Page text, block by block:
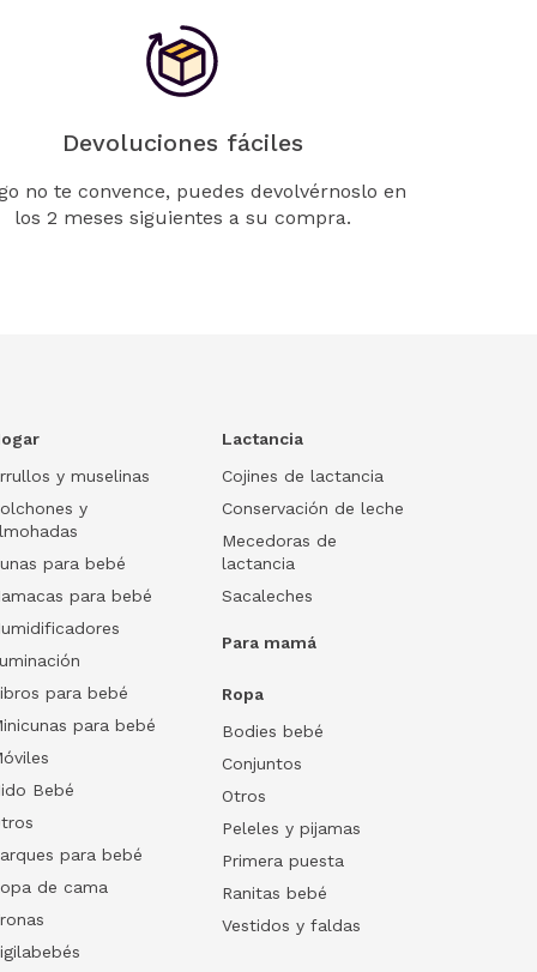
Devoluciones fáciles
no te convence, puedes devolvérnoslo en
los 2 meses siguientes a su compra.
y muselinas
y
para bebé
para bebé
para bebé
para bebé
Bebé
para bebé
de cama
Lactancia
Cojines de lactancia
Conservación de leche
Mecedoras de
lactancia
Sacaleches
Para mamá
Ropa
Bodies bebé
Conjuntos
Otros
Peleles y pijamas
Primera puesta
Ranitas bebé
Vestidos y faldas